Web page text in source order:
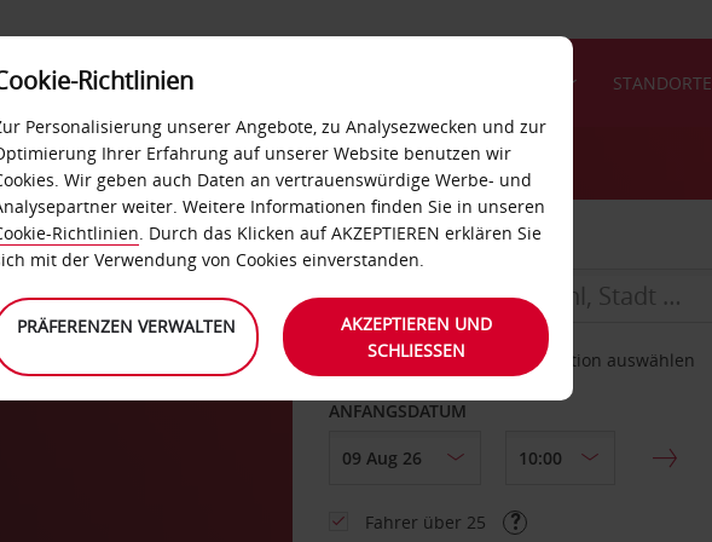
LOYALTY SELF-SERVICES STANDORTE
ABHOLEN VON
Eine andere Rückgabestation auswählen
ANFANGSDATUM
Fahrer über 25
Richtlinien
Personalisierung unserer Angebote, zu Analysezwecken und zur
Ihrer Erfahrung auf unserer Website benutzen wir
Wir geben auch Daten an vertrauenswürdige Werbe- und
weiter. Weitere Informationen finden Sie in unseren
Richtlinien. Durch das Klicken auf AKZEPTIEREN erklären Sie
mit der Verwendung von Cookies einverstanden.
PRÄFERENZEN VERWALTEN
AKZEPTIEREN UND
SCHLIESSEN